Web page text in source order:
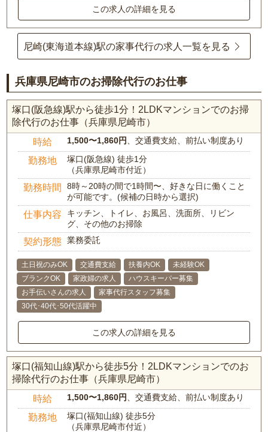
この求人の詳細を見る
尼崎(東海道本線)駅の家事代行の求人一覧を見る
兵庫県尼崎市のお掃除代行のお仕事
塚口(阪急線)駅から徒歩1分！2LDKマンションでのお掃
除代行のお仕事（兵庫県尼崎市）
時給 1,500〜1,860円 、交通費支給、前払い制度あり
勤務地
塚口(阪急線) 徒歩1分
（兵庫県尼崎市付近）
勤務時間
8時～20時の間で1時間〜、好きな日に働くこと
が可能です。(候補の日時から選択)
仕事内容
キッチン、トイレ、お風呂、洗面所、リビン
グ、その他のお掃除
契約形態 業務委託
土日祝のみOK 交通費支給 扶養内OK
未経験OK
ブランクOK
家政婦の求人
ハウスキーパー募集
お手伝いさんの求人
家事代行スタッフ募集
30代･40代･50代活躍中
この求人の詳細を見る
塚口(福知山線)駅から徒歩5分！2LDKマンションでのお
掃除代行のお仕事（兵庫県尼崎市）
時給 1,500〜1,860円 、交通費支給、前払い制度あり
勤務地
塚口(福知山線) 徒歩5分
（兵庫県尼崎市付近）